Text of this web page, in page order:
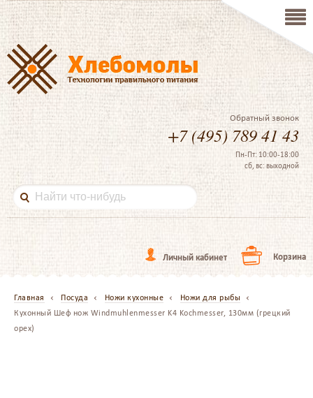
Обратный звонок
+7 (495) 789 41 43
Пн-Пт: 10:00-18:00
сб, вс: выходной
Личный кабинет Корзина
Главная Посуда Ножи кухонные
Ножи для рыбы
Кухонный Шеф нож Windmuhlenmesser K4 Kochmesser, 130мм (грецкий
орех)